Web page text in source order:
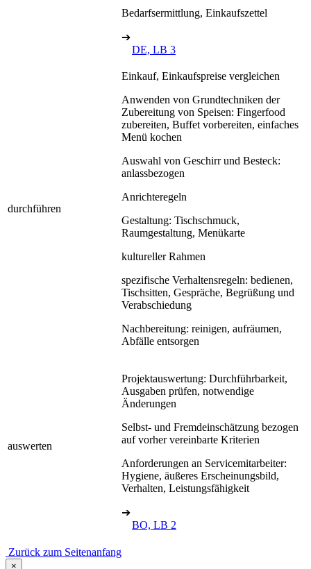
Bedarfsermittlung, Einkaufszettel
➔
DE, LB 3
durchführen
Einkauf, Einkaufspreise vergleichen
Anwenden von Grundtechniken der
Zubereitung von Speisen: Fingerfood
zubereiten, Buffet vorbereiten, einfaches
Menü kochen
Auswahl von Geschirr und Besteck:
anlassbezogen
Anrichteregeln
Gestaltung: Tischschmuck,
Raumgestaltung, Menükarte
kultureller Rahmen
spezifische Verhaltensregeln: bedienen,
Tischsitten, Gespräche, Begrüßung und
Verabschiedung
Nachbereitung: reinigen, aufräumen,
Abfälle entsorgen
auswerten
Projektauswertung: Durchführbarkeit,
Ausgaben prüfen, notwendige
Änderungen
Selbst- und Fremdeinschätzung bezogen
auf vorher vereinbarte Kriterien
Anforderungen an Servicemitarbeiter:
Hygiene, äußeres Erscheinungsbild,
Verhalten, Leistungsfähigkeit
➔
BO, LB 2
Zurück zum Seitenanfang
×